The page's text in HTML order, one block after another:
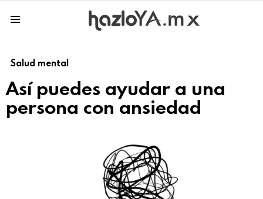
Salud mental
Así puedes ayudar a una
persona con ansiedad